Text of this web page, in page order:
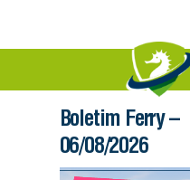
Boletim Ferry –
06/08/2026